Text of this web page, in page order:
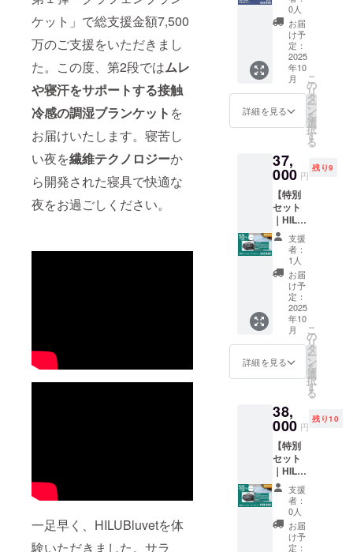
ケット」で総支援金額7,500
万のご支援をいただきまし
た。この度、第2段ではムレ
や寝汗をサポートする接触
冷感の調湿ブランケット を
お届けいたします。寝苦し
い夜を繊維テクノロジーか
ら開発された寝具で快適な
夜をお過ごしください。
一足早く、HILUBluvetを体
験いただきました。サラ
を記入
してく
ださ
い。 ※
一般販
売予定
価格
44,000
円の
48％OF
価格に
つきま
して
は、税
込・全
国一律
送料込
みの価
格と
なって
おりま
アイボ
リー ※
本リ
ターン
の購入
は過去
ご支援
いただ
いた方
す。購
入の
際、備
考欄に
パス
ワード
を記入
してく
ださ
い。 ※
一般販
売予定
価格
46,000
円の
48％OF
F ※記載
して
は、税
込・全
国一律
送料込
みの価
格と
なって
おりま
す
セット
ダブ
ル】 ・
HILU
Bluvet
：1枚
・枕カ
バー：2
枚 ・ア
イマス
ク 色を
くださ
い。
色：ヘ
イズブ
ルー、
アッ
シュグ
レー、
アイボ
リー ※
本リ
ターン
の購入
は過去
ご支援
いただ
いた方
す。購
入の
際、備
考欄に
パス
ワード
を記入
してく
ださ
い。 ※
一般販
0人
お届
け予
定：
2025
年10
月
詳細を見る
こ
の
リ
タ
ー
ン
を
選
択
す
る
37,
000 円
残り9
【特別
セット
｜HILU
オール
シーズ
ンセッ
ト シ
ング
ル】 ブ
ルベッ
ト 1枚
グラ
フェン
ブラン
ケット/
グレイ
（ジャ
パン
フィッ
トサイ
ズ
177.8×2
28.6cm
） 枕カ
バー２
枚 ※グ
ラフェ
ンブラ
支援
者：
1人
お届
け予
定：
2025
年10
月
詳細を見る
こ
の
リ
タ
ー
ン
を
選
択
す
る
38,
000 円
残り10
【特別
セット
｜HILU
オール
シーズ
ンセッ
ト セ
ミダブ
ル】 ブ
支援
者：
0人
お届
け予
定：